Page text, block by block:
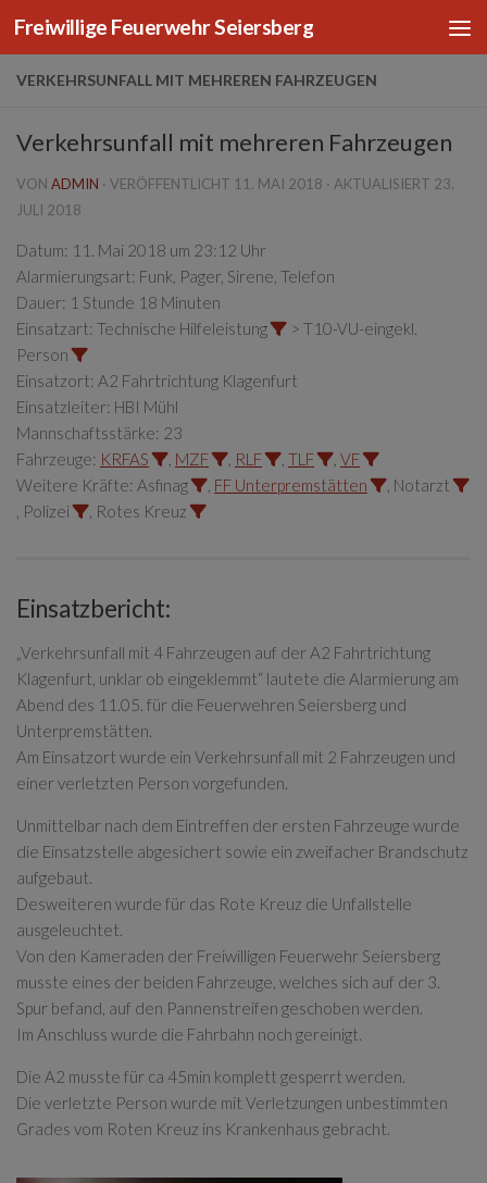
Zum Inhalt springen
Freiwillige Feuerwehr Seiersberg
VERKEHRSUNFALL MIT MEHREREN FAHRZEUGEN
Verkehrsunfall mit mehreren Fahrzeugen
VON ADMIN · VERÖFFENTLICHT 11. MAI 2018 · AKTUALISIERT 23.
JULI 2018
Datum: 11. Mai 2018 um 23:12 Uhr
Alarmierungsart: Funk, Pager, Sirene, Telefon
Dauer: 1 Stunde 18 Minuten
Einsatzart: Technische Hilfeleistung
> T10-VU-eingekl.
Person
Einsatzort: A2 Fahrtrichtung Klagenfurt
Einsatzleiter: HBI Mühl
Mannschaftsstärke: 23
Fahrzeuge: KRFAS MZF RLF TLF
VF
Weitere Kräfte: Asfinag FF Unterpremstätten
, Notarzt
, Polizei
, Rotes Kreuz
Einsatzbericht:
„Verkehrsunfall mit 4 Fahrzeugen auf der A2 Fahrtrichtung
Klagenfurt, unklar ob eingeklemmt“ lautete die Alarmierung am
Abend des 11.05. für die Feuerwehren Seiersberg und
Unterpremstätten.
Am Einsatzort wurde ein Verkehrsunfall mit 2 Fahrzeugen und
einer verletzten Person vorgefunden.
Unmittelbar nach dem Eintreffen der ersten Fahrzeuge wurde
die Einsatzstelle abgesichert sowie ein zweifacher Brandschutz
aufgebaut.
Desweiteren wurde für das Rote Kreuz die Unfallstelle
ausgeleuchtet.
Von den Kameraden der Freiwilligen Feuerwehr Seiersberg
musste eines der beiden Fahrzeuge, welches sich auf der 3.
Spur befand, auf den Pannenstreifen geschoben werden.
Im Anschluss wurde die Fahrbahn noch gereinigt.
Die A2 musste für ca 45min komplett gesperrt werden.
Die verletzte Person wurde mit Verletzungen unbestimmten
Grades vom Roten Kreuz ins Krankenhaus gebracht.